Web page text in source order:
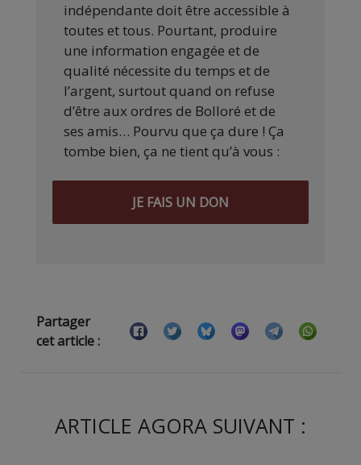
indépendante doit être accessible à
toutes et tous. Pourtant, produire
une information engagée et de
qualité nécessite du temps et de
l’argent, surtout quand on refuse
d’être aux ordres de Bolloré et de
ses amis… Pourvu que ça dure ! Ça
tombe bien, ça ne tient qu’à vous :
JE FAIS UN DON
Partager
cet article :
ARTICLE AGORA SUIVANT :